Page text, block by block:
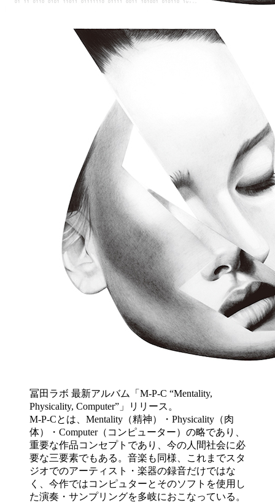
冨田ラボ 最新アルバム「M-P-C “Mentality,
Physicality, Computer”」リリース。
M-P-Cとは、Mentality（精神）・Physicality（肉
体）・Computer（コンピューター）の略であり、
重要な作品コンセプトであり、今の人間社会に必
要な三要素でもある。音楽も同様、これまでスタ
ジオでのアーティスト・楽器の録音だけではな
く、今作ではコンピュターとそのソフトを使用し
た演奏・サンプリングを多岐におこなっている。